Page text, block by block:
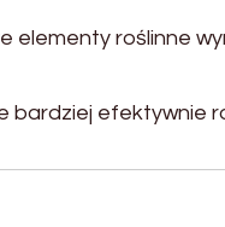
elementy roślinne
bardziej efektywnie